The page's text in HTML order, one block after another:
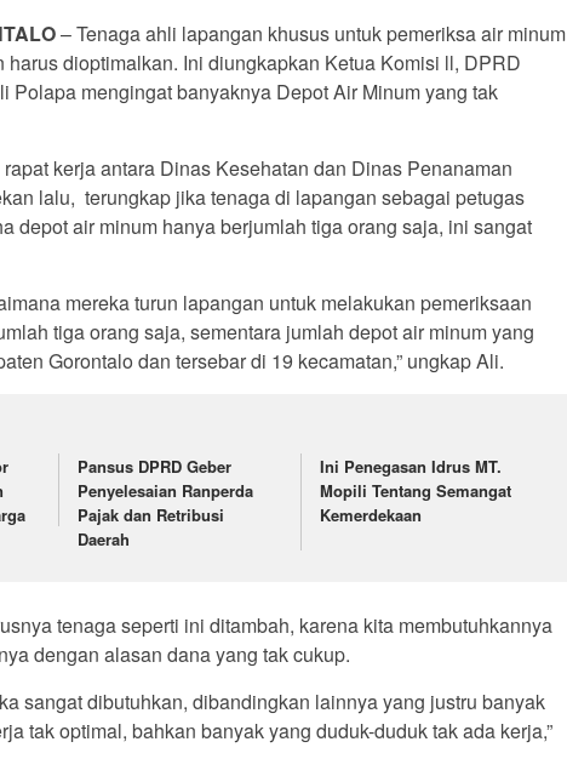
– Tenaga ahli lapangan khusus untuk pemeriksa air minum
harus dioptimalkan. Ini diungkapkan Ketua Komisi ll, DPRD
Polapa mengingat banyaknya Depot Air Minum yang tak
kerja antara Dinas Kesehatan dan Dinas Penanaman
lalu, terungkap jika tenaga di lapangan sebagai petugas
depot air minum hanya berjumlah tiga orang saja, ini sangat
mereka turun lapangan untuk melakukan pemeriksaan
tiga orang saja, sementara jumlah depot air minum yang
Gorontalo dan tersebar di 19 kecamatan,” ungkap Ali.
Pansus DPRD Geber
Penyelesaian Ranperda
Pajak dan Retribusi
Daerah
Ini Penegasan Idrus MT.
Mopili Tentang Semangat
Kemerdekaan
tenaga seperti ini ditambah, karena kita membutuhkannya
dengan alasan dana yang tak cukup.
sangat dibutuhkan, dibandingkan lainnya yang justru banyak
tak optimal, bahkan banyak yang duduk-duduk tak ada kerja,”